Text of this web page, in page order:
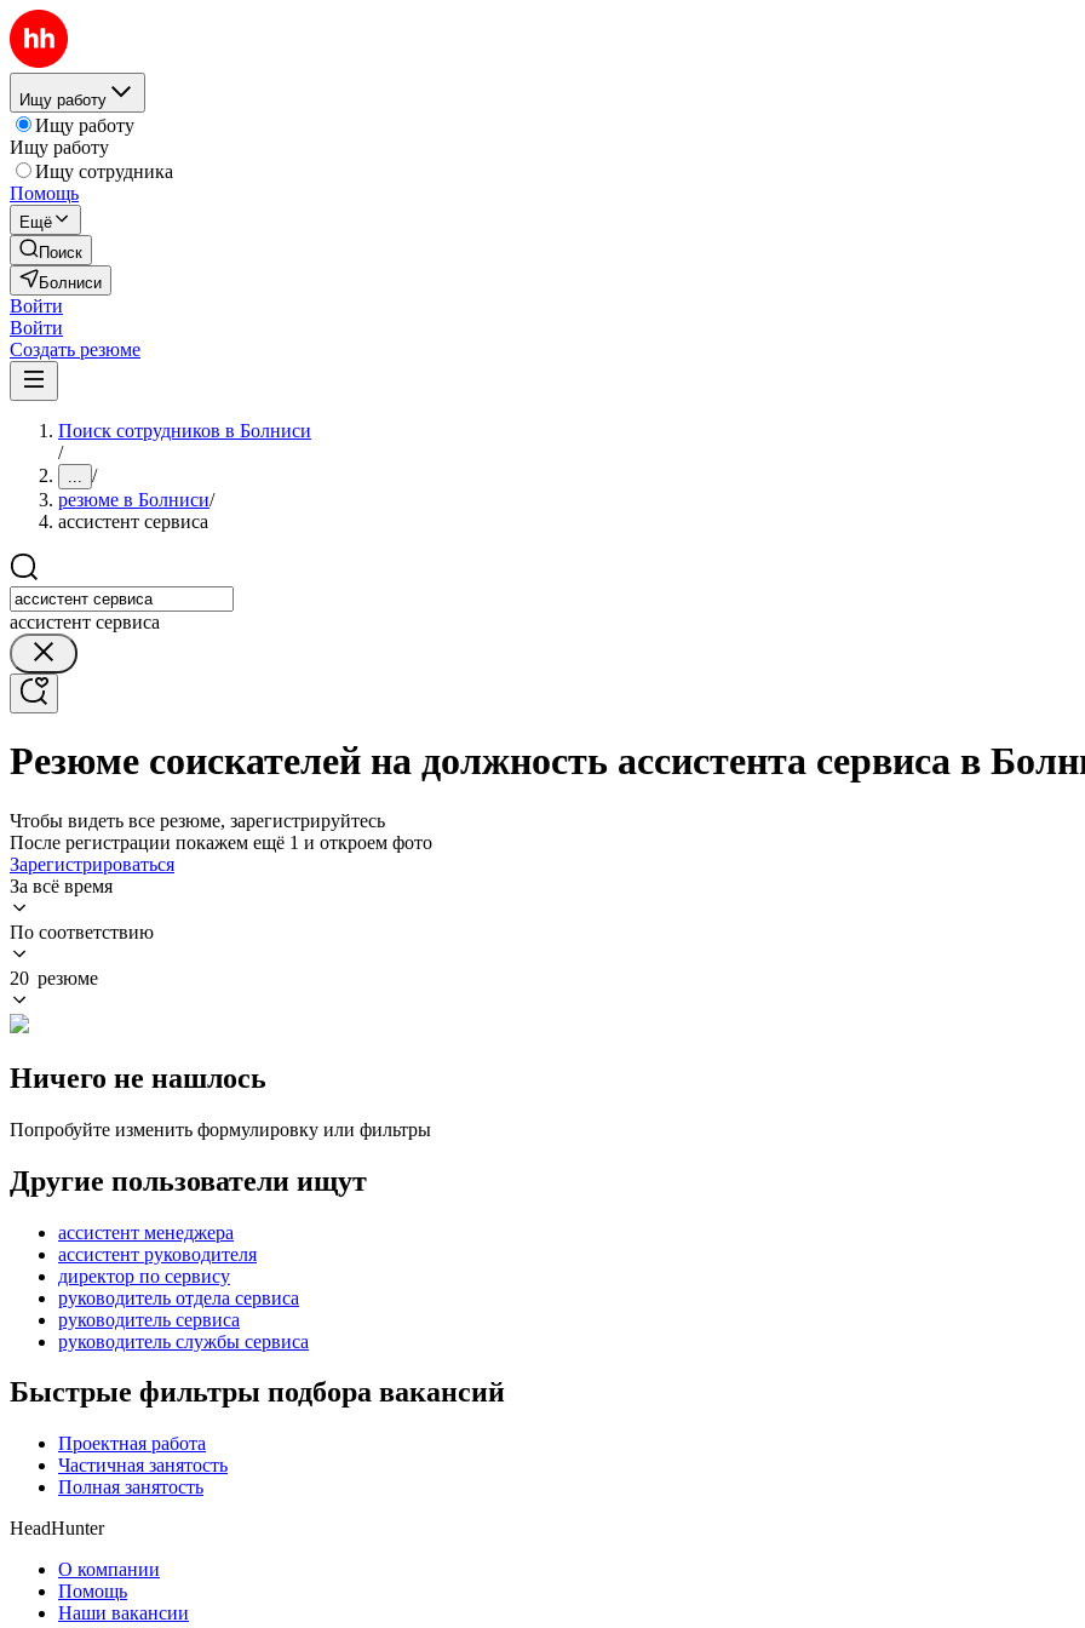
Ищу работу
Ищу работу
Ищу работу
Ищу сотрудника
Помощь
Ещё
Поиск
Болниси
Войти
Войти
Создать резюме
Поиск сотрудников в Болниси
/
... /
резюме в Болниси/
ассистент сервиса
ассистент сервиса
Резюме соискателей на должность ассистента сервиса в
Чтобы видеть все резюме, зарегистрируйтесь
После регистрации покажем ещё 1 и откроем фото
Зарегистрироваться
За всё время
По соответствию
20 резюме
Ничего не нашлось
Попробуйте изменить формулировку или фильтры
Другие пользователи ищут
ассистент менеджера
ассистент руководителя
директор по сервису
руководитель отдела сервиса
руководитель сервиса
руководитель службы сервиса
Быстрые фильтры подбора вакансий
Проектная работа
Частичная занятость
Полная занятость
HeadHunter
О компании
Помощь
Наши вакансии